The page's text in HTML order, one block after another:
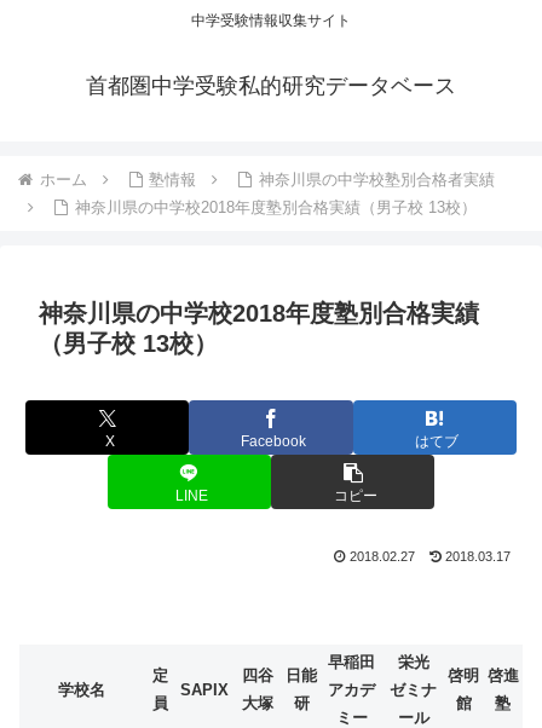
中学受験情報収集サイト
首都圏中学受験私的研究データベース
ホーム 塾情報
神奈川県の中学校塾別合格者実績
神奈川県の中学校2018年度塾別合格実績（男子校 13校）
神奈川県の中学校2018年度塾別合格実績
（男子校 13校）
X Facebook はてブ
LINE コピー
2018.02.27 2018.03.17
学校名
定
員
SAPIX
四谷
大塚
日能
研
早稲田
アカデ
ミー
栄光
ゼミナ
ール
啓明
館
啓進
塾